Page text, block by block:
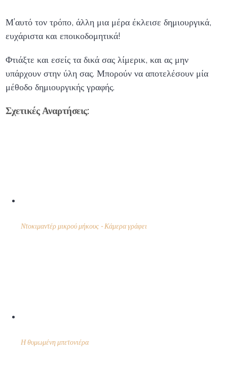
Μ’αυτό τον τρόπο, άλλη μια μέρα έκλεισε δημιουργικά,
ευχάριστα και εποικοδομητικά!
Φτιάξτε και εσείς τα δικά σας λίμερικ, και ας μην
υπάρχουν στην ύλη σας. Μπορούν να αποτελέσουν μία
μέθοδο δημιουργικής γραφής.
Σχετικές Αναρτήσεις:
Ντοκιμαντέρ μικρού μήκους - Κάμερα γράφει
Η θυμωμένη μπετονιέρα